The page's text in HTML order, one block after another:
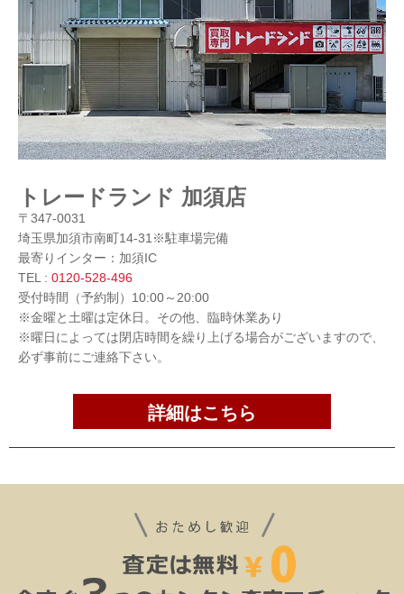
トレードランド 加須店
〒347-0031
埼玉県加須市南町14-31※駐車場完備
最寄りインター：加須IC
TEL : 0120-528-496
受付時間（予約制）10:00～20:00
※金曜と土曜は定休日。その他、臨時休業あり
※曜日によっては閉店時間を繰り上げる場合がございますので、
必ず事前にご連絡下さい。
詳細はこちら